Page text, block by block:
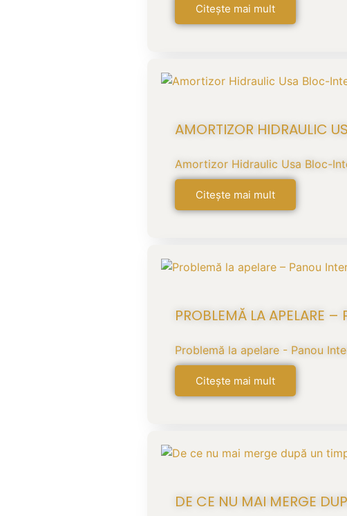
Citește mai mult
AMORTIZOR HIDRAULIC
Amortizor Hidraulic Usa Bloc-
Citește mai mult
PROBLEMĂ LA APELARE –
Problemă la apelare - Panou
Citește mai mult
DE CE NU MAI MERGE